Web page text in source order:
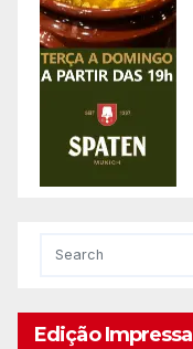
Edição Impressa